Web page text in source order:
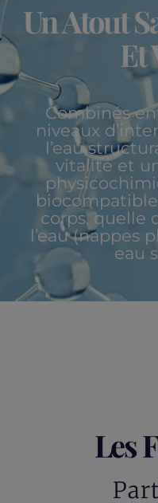
Un Atout
Et
Combinés
niveaux
l’eau
vitalité et
biocompatible
corps, quelle
l’eau (nappes
eau
Les